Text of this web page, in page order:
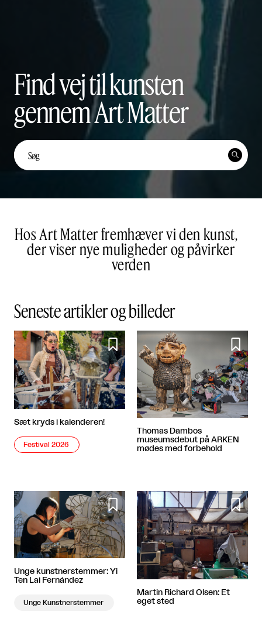
Find vej til kunsten
gennem Art Matter

Unge kunstnerstemmer: Yi
Ten Lai Fernández
Unge Kunstnerstemmer
Hos Art Matter fremhæver vi den kunst,
der viser nye muligheder og påvirker
verden
Seneste artikler og billeder

Sæt kryds i kalenderen!
Festival 2026

Thomas Dambos
museumsdebut på ARKEN
mødes med forbehold

Unge kunstnerstemmer: Yi
Ten Lai Fernández
Unge Kunstnerstemmer

Martin Richard Olsen: Et
eget sted